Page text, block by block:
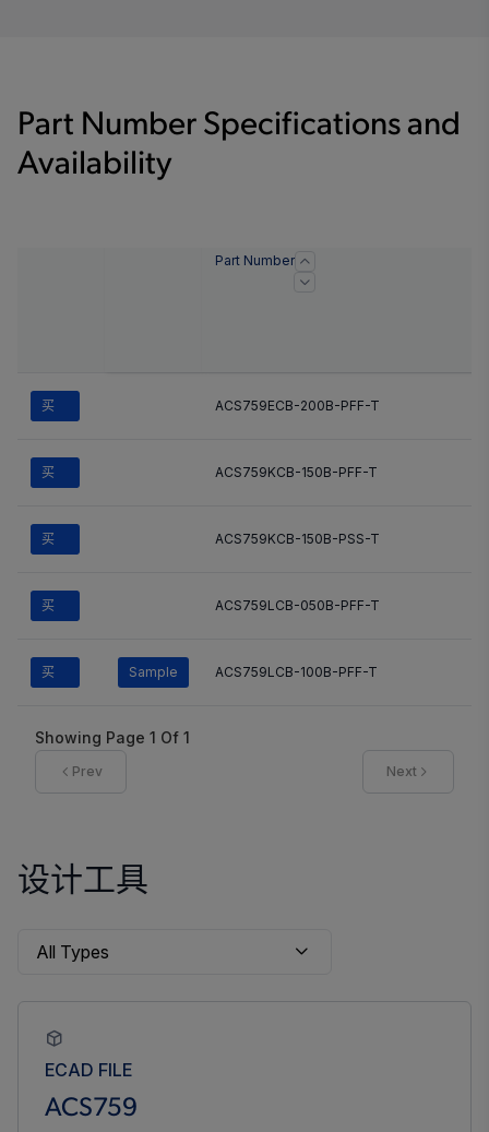
Part Number Specifications and
Availability
Part Number
买 ACS759ECB-200B-PFF-T
买 ACS759KCB-150B-PFF-T
买 ACS759KCB-150B-PSS-T
买 ACS759LCB-050B-PFF-T
买 Sample ACS759LCB-100B-PFF-T
Showing Page 1 Of 1
Prev Next
设计工具
ECAD FILE
ACS759